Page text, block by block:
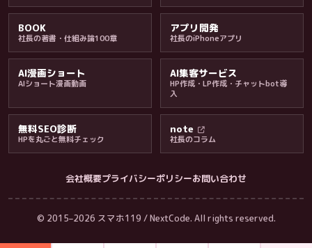
BOOK
社長の著書・仕組み論100章
アプリ開発
社長のiPhoneアプリ
AI漫画ショート
AIショート漫画動画
AI集客サービス
HP作成・LP作成・チャットbot導
入
無料SEO診断
HPを丸ごと無料チェック
note
社長のコラム
会社概要プライバシーポリシーお問い合わせ
© 2015–2026 スマホ119 / NextCode. All rights reserved.